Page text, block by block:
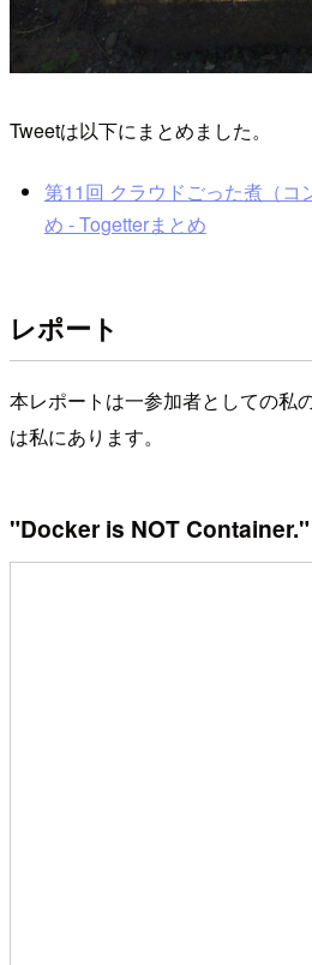
Tweetは以下にまとめました。
第11回 クラウドごった煮（コ
め - Togetterまとめ
レポート
本レポートは一参加者としての私
は私にあります。
"Docker is NOT